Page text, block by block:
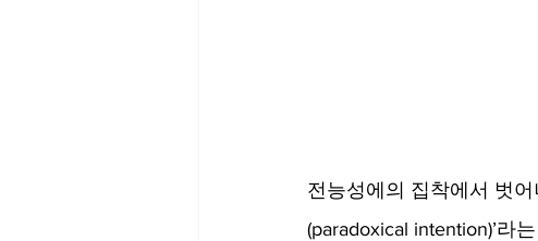
전능성에의 집착에서 벗
(paradoxical intention)’라